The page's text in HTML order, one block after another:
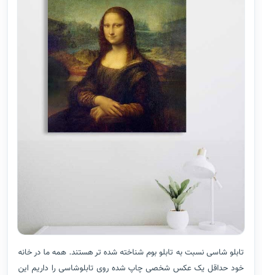
تابلو شاسی نسبت به تابلو بوم شناخته شده تر هستند. همه ما در خانه
خود حداقل یک عکس شخصی چاپ شده روی تابلوشاسی را داریم این